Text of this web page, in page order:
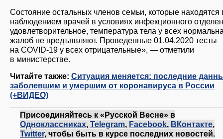
Состояние остальных членов семьи, которые находятся
наблюдением врачей в условиях инфекционного
удовлетворительное, температура тела у всех
жалоб не предъявляют. Проведенные 01.04.2020 тесты
на COVID-19 у всех отрицательные», — отметили
в министерстве.
Читайте также: Ситуация меняется: последние
заболевшим и умершим от коронавируса в России
(+ВИДЕО)
Присоединяйтесь к «Русской Весне» в
Одноклассниках, Telegram, Facebook, ВКонтакте,
Twitter, чтобы быть в курсе последних новостей.